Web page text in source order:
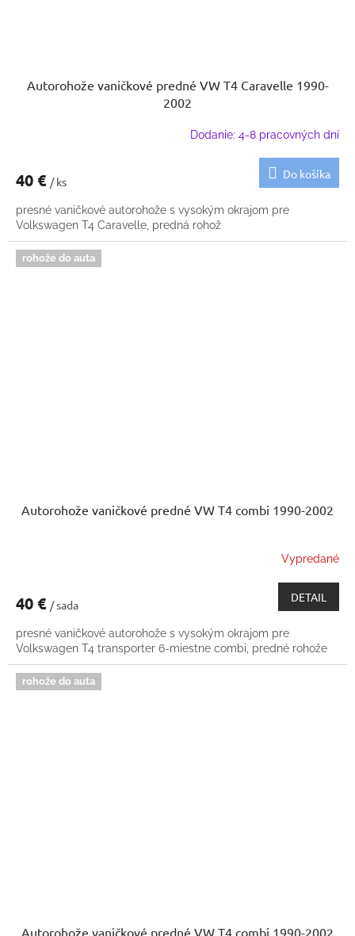
Autorohože vaničkové predné VW T4 Caravelle 1990-
2002
Dodanie: 4-8 pracovných dní
40 € / ks
Do košíka
presné vaničkové autorohože s vysokým okrajom pre
Volkswagen T4 Caravelle, predná rohož
rohože do auta
Autorohože vaničkové predné VW T4 combi 1990-2002
Vypredané
40 € / sada
DETAIL
presné vaničkové autorohože s vysokým okrajom pre
Volkswagen T4 transporter 6-miestne combi, predné rohože
rohože do auta
Autorohože vaničkové predné VW T4 combi 1990-2002